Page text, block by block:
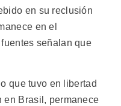
en su reclusión
en el
señalan que
que tuvo en libertad
en Brasil, permanece